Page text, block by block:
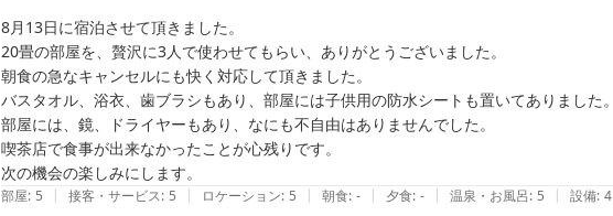
8月13日に宿泊させて頂きました。
20畳の部屋を、贅沢に3人で使わせてもらい、ありがとうございました。
朝食の急なキャンセルにも快く対応して頂きました。
バスタオル、浴衣、歯ブラシもあり、部屋には子供用の防水シートも置いてありました。
部屋には、鏡、ドライヤーもあり、なにも不自由はありませんでした。
喫茶店で食事が出来なかったことが心残りです。
次の機会の楽しみにします。
部屋: 5 | 接客・サービス: 5 | ロケーション: 5 | 朝食: - | 夕食: - | 温泉・お風呂: 5 | 設備: 4